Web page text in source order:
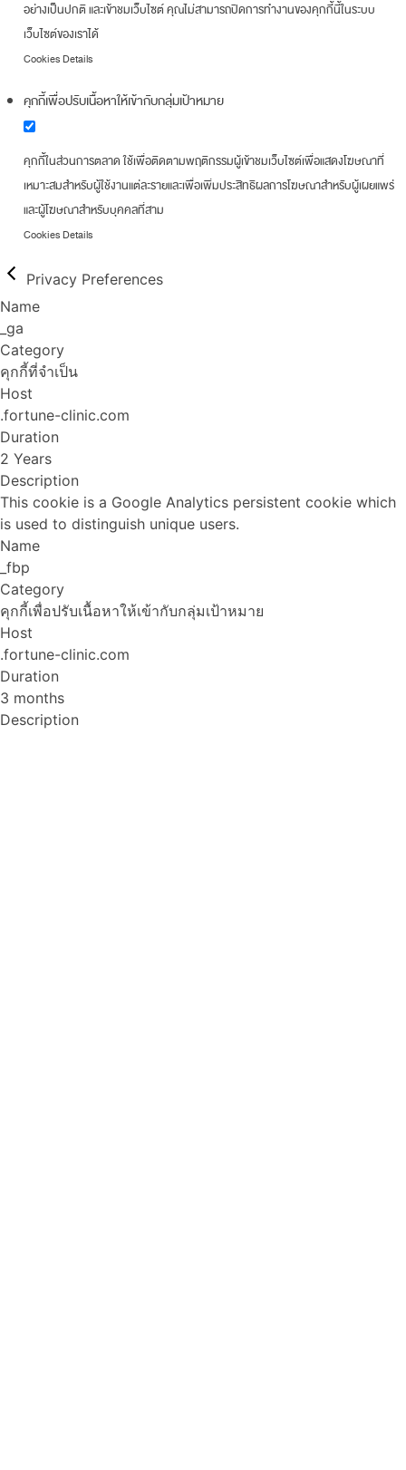
อย่างเป็นปกติ และเข้าชมเว็บไซต์ คุณไม่สามารถปิดการทำงานของคุกกี้นี้ในระบบ
เว็บไซต์ของเราได้
Cookies Details
คุกกี้เพื่อปรับเนื้อหาให้เข้ากับกลุ่มเป้าหมาย
คุกกี้ในส่วนการตลาด ใช้เพื่อติดตามพฤติกรรมผู้เข้าชมเว็บไซต์เพื่อแสดงโฆษณาที่
เหมาะสมสำหรับผู้ใช้งานแต่ละรายและเพื่อเพิ่มประสิทธิผลการโฆษณาสำหรับผู้เผยแพร่
และผู้โฆษณาสำหรับบุคคลที่สาม
Cookies Details
Privacy Preferences
Name
_ga
Category
คุกกี้ที่จำเป็น
Host
.fortune-clinic.com
Duration
2 Years
Description
This cookie is a Google Analytics persistent cookie which
is used to distinguish unique users.
Name
_fbp
Category
คุกกี้เพื่อปรับเนื้อหาให้เข้ากับกลุ่มเป้าหมาย
Host
.fortune-clinic.com
Duration
3 months
Description